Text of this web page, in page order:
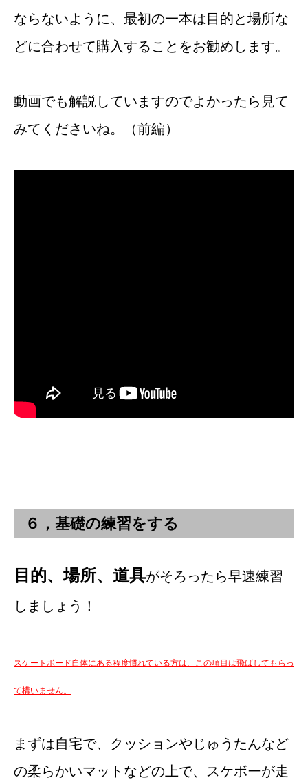
ならないように、最初の一本は目的と場所な
どに合わせて購入することをお勧めします。
動画でも解説していますのでよかったら見て
みてくださいね。（前編）
６，基礎の練習をする
目的、場所、道具がそろったら早速練習
しましょう！
スケートボード自体にある程度慣れている方は、この項目は飛ばしてもらっ
て構いません。
まずは自宅で、クッションやじゅうたんなど
の柔らかいマットなどの上で、スケボーが走